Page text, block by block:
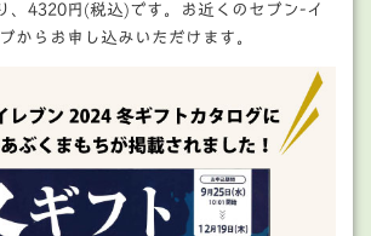
、4320円(税込)です。お近くのセブン-イ
からお申し込みいただけます。